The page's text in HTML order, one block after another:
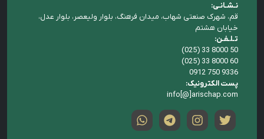
نـشـانـی:
قم، شهرک صنعتی شهاب، میدان فرهنگ، بلوار ولیعصر، بلوار عدل،
خیابان هشتم
تـلـفـن:
(025) 33 8000 50
(025) 33 8000 60
0912 750 9336
پست الکترونیک:
info[@]arischap.com